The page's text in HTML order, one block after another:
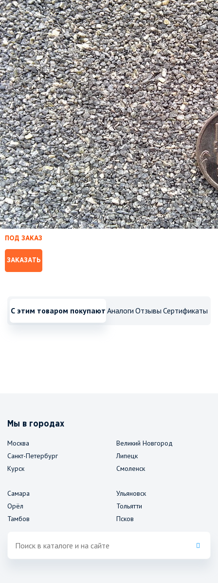
ПОД ЗАКАЗ
ЗАКАЗАТЬ
С этим товаром покупают Аналоги Отзывы Сертификаты
Мы в городах
Москва
Санкт-Петербург
Курск
Великий Новгород
Липецк
Смоленск
Самара
Орёл
Тамбов
Ульяновск
Тольятти
Псков